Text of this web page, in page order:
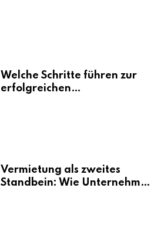
Welche Schritte führen zur
erfolgreichen
Vermietung als zweites
Standbein: Wie Unternehmen